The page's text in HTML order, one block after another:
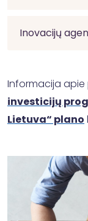
Inovacijų
Informacija apie
investicijų
Lietuva“ plano